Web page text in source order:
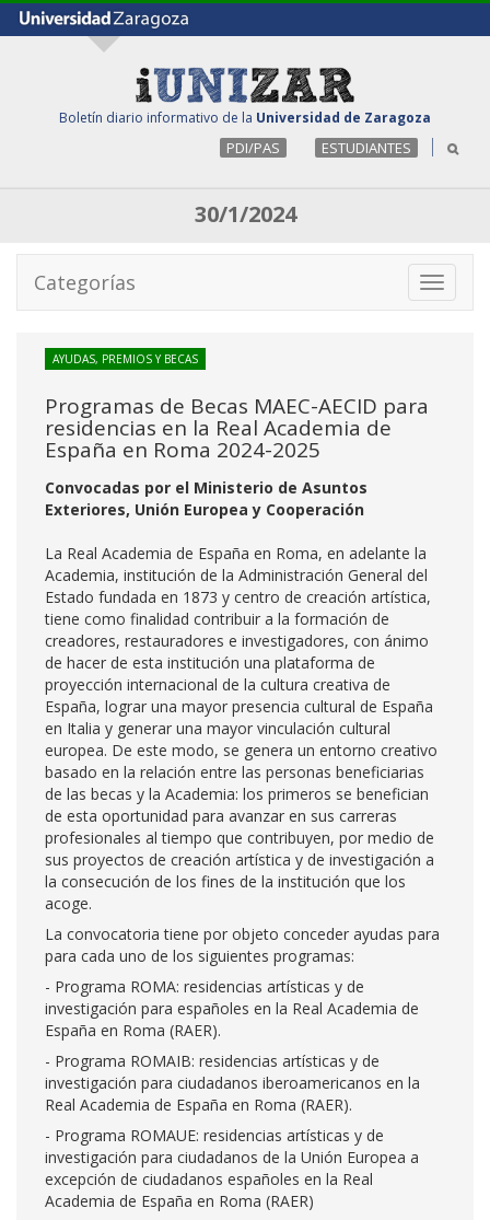
Boletín diario informativo de la Universidad de Zaragoza
PDI/PAS ESTUDIANTES
30/1/2024
Toggle
Categorías
AYUDAS, PREMIOS Y BECAS
Programas de Becas MAEC-AECID para
residencias en la Real Academia de
España en Roma 2024-2025
Convocadas por el Ministerio de Asuntos
Exteriores, Unión Europea y Cooperación
La Real Academia de España en Roma, en adelante la
Academia, institución de la Administración General del
Estado fundada en 1873 y centro de creación artística,
tiene como finalidad contribuir a la formación de
creadores, restauradores e investigadores, con ánimo
de hacer de esta institución una plataforma de
proyección internacional de la cultura creativa de
España, lograr una mayor presencia cultural de España
en Italia y generar una mayor vinculación cultural
europea. De este modo, se genera un entorno creativo
basado en la relación entre las personas beneficiarias
de las becas y la Academia: los primeros se benefician
de esta oportunidad para avanzar en sus carreras
profesionales al tiempo que contribuyen, por medio de
sus proyectos de creación artística y de investigación a
la consecución de los fines de la institución que los
acoge.
La convocatoria tiene por objeto conceder ayudas para
para cada uno de los siguientes programas:
- Programa ROMA: residencias artísticas y de
investigación para españoles en la Real Academia de
España en Roma (RAER).
- Programa ROMAIB: residencias artísticas y de
investigación para ciudadanos iberoamericanos en la
Real Academia de España en Roma (RAER).
- Programa ROMAUE: residencias artísticas y de
investigación para ciudadanos de la Unión Europea a
excepción de ciudadanos españoles en la Real
Academia de España en Roma (RAER)